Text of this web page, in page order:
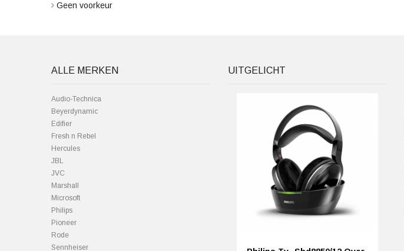
Geen voorkeur
ALLE MERKEN
Audio-Technica
Beyerdynamic
Edifier
Fresh n Rebel
Hercules
JBL
JVC
Marshall
Microsoft
Philips
Pioneer
Rode
Sennheiser
UITGELICHT